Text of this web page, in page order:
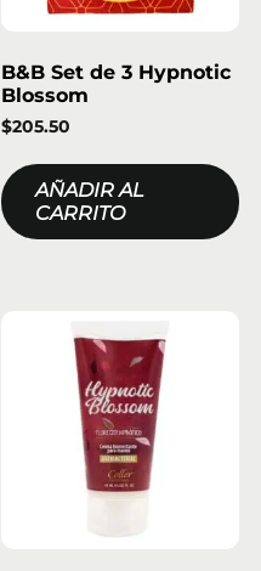
B&B Set de 3 Hypnotic
Blossom
$205.50
AÑADIR AL
CARRITO